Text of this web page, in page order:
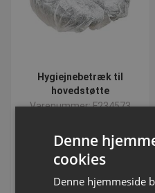
Hygiejnebetræk til
hovedstøtte
Varenummer: F234573
DKK 93,75
inkl. moms
Denne
cookies
Denne hjemmeside